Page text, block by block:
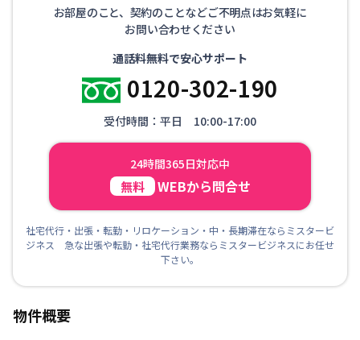
お部屋のこと、契約のことなどご不明点はお気軽に
お問い合わせください
通話料無料で安心サポート
0120-302-190
受付時間：平日 10:00-17:00
24時間365日対応中
無料 WEBから問合せ
社宅代行・出張・転勤・リロケーション・中・長期滞在ならミスタービ
ジネス 急な出張や転勤・社宅代行業務ならミスタービジネスにお任せ
下さい。
物件概要